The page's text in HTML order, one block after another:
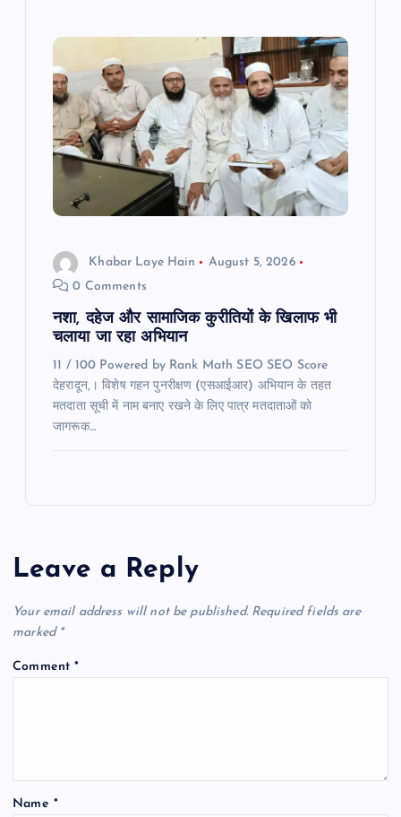
Khabar Laye Hain
August 5, 2026
0 Comments
नशा, दहेज और सामाजिक कुरीतियों के खिलाफ भी
चलाया जा रहा अभियान
11 / 100 Powered by Rank Math SEO SEO Score
देहरादून,। विशेष गहन पुनरीक्षण (एसआईआर) अभियान के तहत
मतदाता सूची में नाम बनाए रखने के लिए पात्र मतदाताओं को
जागरूक…
Leave a Reply
Your email address will not be published. Required fields are
marked *
Comment*
Name *